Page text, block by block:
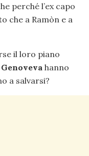
perché l’ex capo
che a Ramòn e a
il loro piano
Genoveva hanno
a salvarsi?